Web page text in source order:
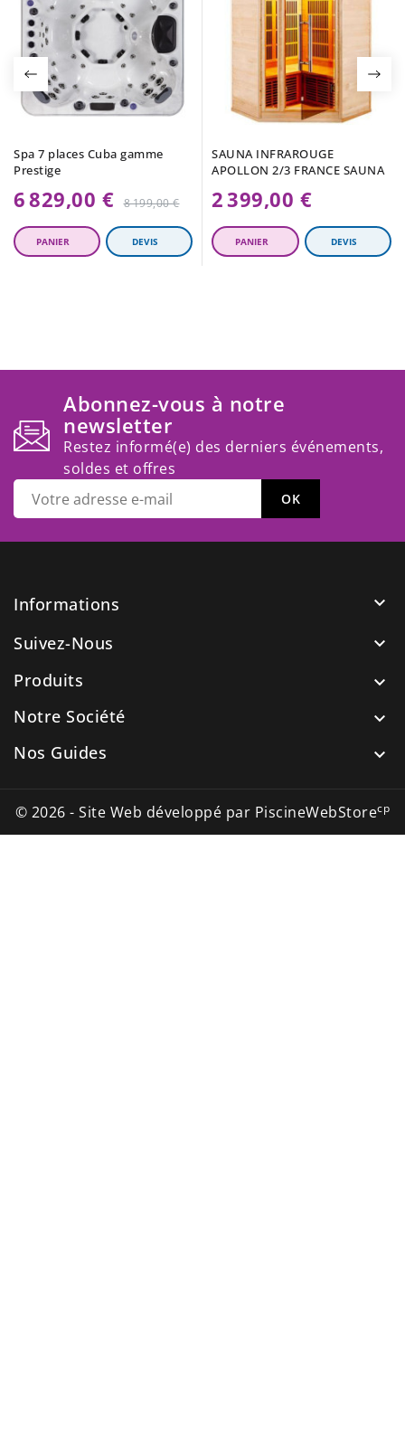
Spa 7 places Cuba gamme
Prestige
6 829,00 € Prix
​​
régulier
8 199,00 €
SAUNA INFRAROUGE
APOLLON 2/3 FRANCE SAUNA
2 399,00 €
Abonnez-vous à notre
newsletter
Restez informé(e) des derniers événements,
soldes et offres
Informations

Suivez-Nous

Produits

Notre Société

Nos Guides

© 2026 - Site Web développé par PiscineWebStorecp